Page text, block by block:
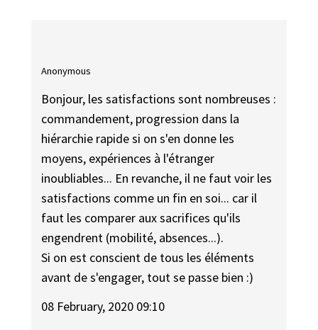
Anonymous
Bonjour, les satisfactions sont nombreuses :
commandement, progression dans la
hiérarchie rapide si on s'en donne les
moyens, expériences à l'étranger
inoubliables... En revanche, il ne faut voir les
satisfactions comme un fin en soi... car il
faut les comparer aux sacrifices qu'ils
engendrent (mobilité, absences...).
Si on est conscient de tous les éléments
avant de s'engager, tout se passe bien :)
08 February, 2020 09:10